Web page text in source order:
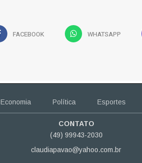
FACEBOOK WHATSAPP
Economia Política Esportes
CONTATO
(49) 99943-2030
claudiapavao@yahoo.com.br